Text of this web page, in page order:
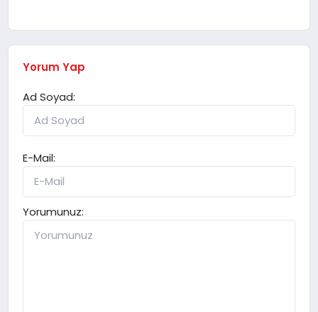
Yorum Yap
Ad Soyad:
E-Mail:
Yorumunuz: